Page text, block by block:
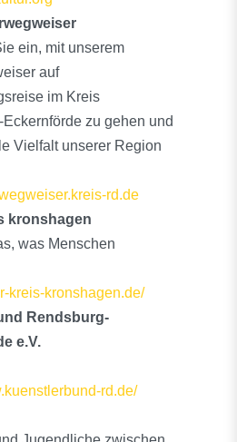
ein, mit unserem
auf
im Kreis
zu gehen und
Vielfalt unserer Region
rd.de
kronshagen
was Menschen
kreis-kronshagen.de/
Rendsburg-
e.V.
rd.de/